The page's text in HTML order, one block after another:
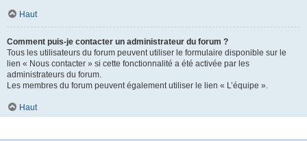
Haut
Comment puis-je contacter un administrateur du forum ?
Tous les utilisateurs du forum peuvent utiliser le formulaire disponible sur le
lien « Nous contacter » si cette fonctionnalité a été activée par les
administrateurs du forum.
Les membres du forum peuvent également utiliser le lien « L’équipe ».
Haut